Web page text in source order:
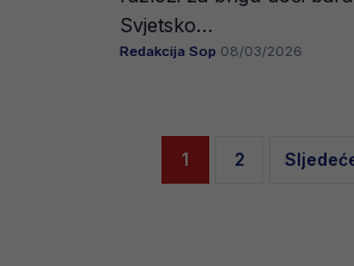
Svjetsko…
Redakcija Sop·08/03/2026
Posts
1 2